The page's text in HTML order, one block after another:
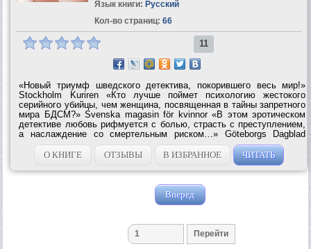
Язык книги: Русский
Кол-во страниц: 66
11
«Новый триумф шведского детектива, покорившего весь мир!»
Stockholm Kuriren «Кто лучше поймет психологию жестокого
серийного убийцы, чем женщина, посвященная в тайны запретного
мира БДСМ?» Svenska magasin för kvinnor «В этом эротическом
детективе любовь рифмуется с болью, страсть с преступлением,
а наслаждение со смертельным риском…» Göteborgs Dagblad
«Захватывающе! Чувственно! Восхитительно! Любовный детектив
высшей пробы!» Gotlands...
О КНИГЕ ОТЗЫВЫ В ИЗБРАННОЕ ЧИТАТЬ
Вперед